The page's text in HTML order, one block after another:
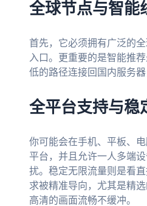
全球节点与智能
首先，它必须拥有广泛的
入口。更重要的是智能推
低的路径连接回国内服务
全平台支持与稳
你可能会在手机、平板、
平台，并且允许一人多端
扰。稳定无限流量则是看
求被精准导向，尤其是精
高清的画面流畅不缓冲。